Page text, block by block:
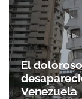
El
Venezuela